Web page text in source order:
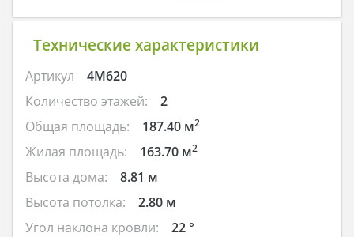
Технические характеристики
Артикул
4M620
Количество этажей:
2
Общая площадь:
187.40 м2
Жилая площадь: 163.70 м2
Высота дома:
8.81 м
Высота потолка:
2.80 м
Угол наклона кровли:
22 °